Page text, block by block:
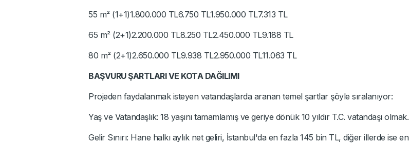
55 m² (1+1)1.800.000 TL6.750 TL1.950.000 TL7.313 TL
65 m² (2+1)2.200.000 TL8.250 TL2.450.000 TL9.188 TL
80 m² (2+1)2.650.000 TL9.938 TL2.950.000 TL11.063 TL
BAŞVURU ŞARTLARI VE KOTA DAĞILIMI
Projeden faydalanmak isteyen vatandaşlarda aranan temel şartlar şöyle sıralanıyor:
Yaş ve Vatandaşlık: 18 yaşını tamamlamış ve geriye dönük 10 yıldır T.C. vatandaşı olmak.
Gelir Sınırı: Hane halkı aylık net geliri, İstanbul'da en fazla 145 bin TL, diğer illerde ise en